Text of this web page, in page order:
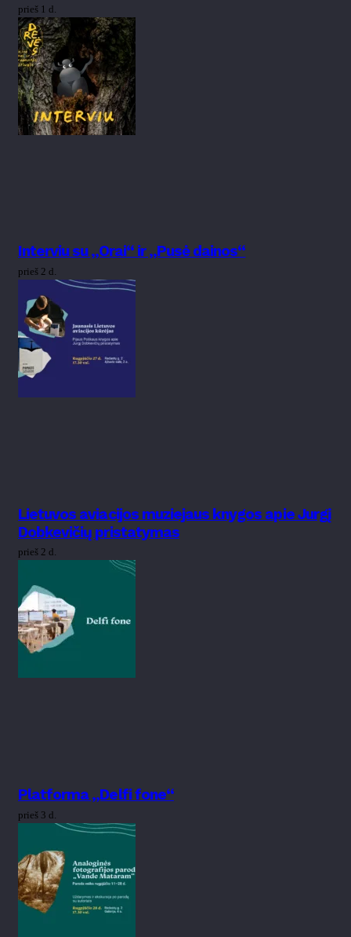
prieš 1 d.
Interviu su „Orai“ ir „Pusė dainos“
prieš 2 d.
Lietuvos aviacijos muziejaus knygos apie Jurgį
Dobkevičių pristatymas
prieš 2 d.
Platforma „Delfi fone“
prieš 3 d.